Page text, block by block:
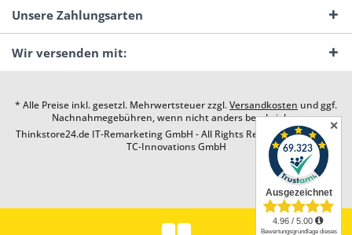
Unsere Zahlungsarten
Wir versenden mit:
* Alle Preise inkl. gesetzl. Mehrwertsteuer zzgl.Versandkosten und ggf.
Nachnahmegebühren, wenn nicht anders beschrieben
Thinkstore24.de IT-Remarketing GmbH - All Rights Reserved. Design by
TC-Innovations GmbH
✕